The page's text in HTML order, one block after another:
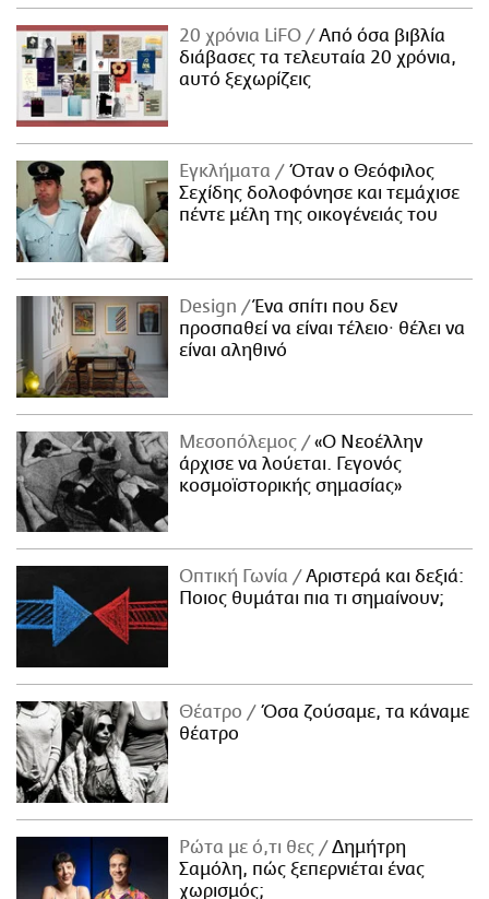
20 χρόνια LiFO
Από όσα βιβλία
διάβασες τα τελευταία 20 χρόνια,
αυτό ξεχωρίζεις
Εγκλήματα
Όταν ο Θεόφιλος
Σεχίδης δολοφόνησε και τεμάχισε
πέντε μέλη της οικογένειάς του
Design
Ένα σπίτι που δεν
προσπαθεί να είναι τέλειο· θέλει να
είναι αληθινό
Μεσοπόλεμος
«Ο Νεοέλλην
άρχισε να λούεται. Γεγονός
κοσμοϊστορικής σημασίας»
Οπτική Γωνία
Αριστερά και δεξιά:
Ποιος θυμάται πια τι σημαίνουν;
Θέατρο
Όσα ζούσαμε, τα κάναμε
θέατρο
Ρώτα με ό,τι θες
Δημήτρη
Σαμόλη, πώς ξεπερνιέται ένας
χωρισμός;